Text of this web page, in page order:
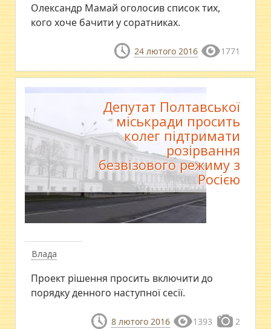
​Олександр Мамай оголосив список тих,
кого хоче бачити у соратниках.
24 лютого 2016 1771
Влада
Депутат Полтавської
міськради просить
колег підтримати
розірвання
безвізового режиму з
Росією
Проект рішення просить включити до
порядку денного наступної сесії.
8 лютого 2016 1393 2